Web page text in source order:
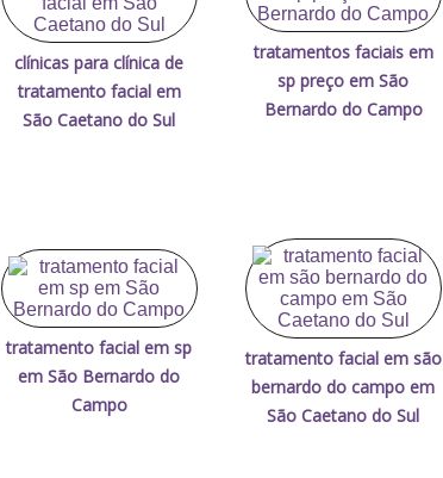
clínicas para clínica de
tratamento facial em
São Caetano do Sul
tratamentos faciais em
sp preço em São
Bernardo do Campo
tratamento facial em sp
em São Bernardo do
Campo
tratamento facial em são
bernardo do campo em
São Caetano do Sul